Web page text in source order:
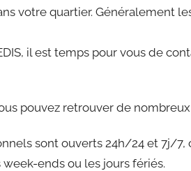
votre quartier. Généralement
il est temps pour vous de
pouvez retrouver de
sont ouverts 24h/24 et 7j/
ends ou les jours fériés.